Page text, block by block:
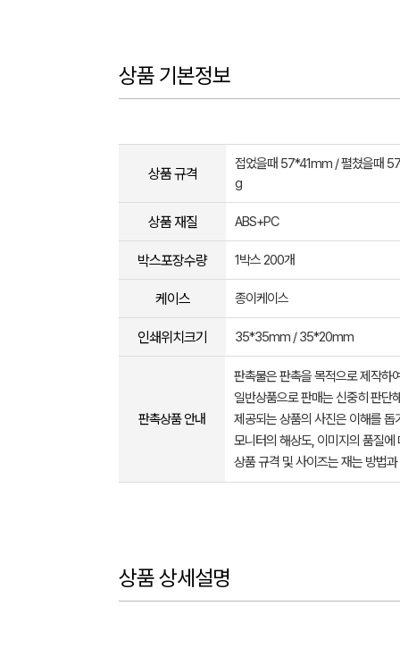
상품 기본정보
상품 규격
접었을때 57*41mm / 펼쳤을때
g
상품 재질 ABS+PC
박스포장수량 1박스 200개
케이스 종이케이스
인쇄위치크기 35*35mm / 35*20mm
판촉상품 안내
판촉물은 판촉을 목적으로 제작하
일반상품으로 판매는 신중히 판단
제공되는 상품의 사진은 이해를
모니터의 해상도, 이미지의 품질
상품 규격 및 사이즈는 재는 방법
상품 상세설명